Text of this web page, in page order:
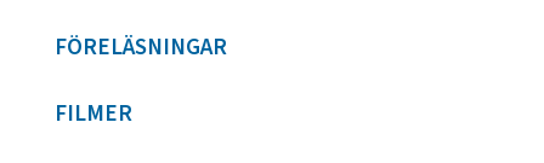
FÖRELÄSNINGAR
FILMER